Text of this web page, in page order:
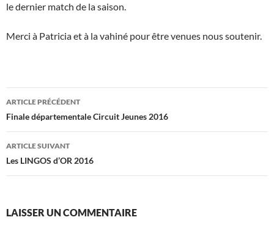
le dernier match de la saison.
Merci à Patricia et à la vahiné pour être venues nous soutenir.
Navigation
des
articles
ARTICLE PRÉCÉDENT
Finale départementale Circuit Jeunes 2016
ARTICLE SUIVANT
Les LINGOS d’OR 2016
LAISSER UN COMMENTAIRE